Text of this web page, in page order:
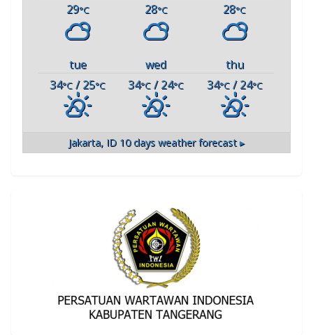
29°C 28°C 28°C
tue wed
thu
34°C / 25°C 34°C / 24°C 34°C/ 24°C
Jakarta, ID 10 days weather forecast ▸